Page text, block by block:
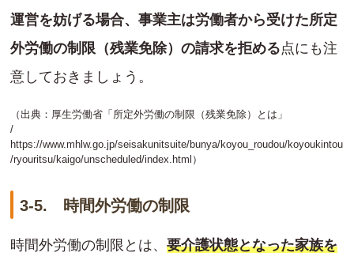
運営を妨げる場合、事業主は労働者から受けた所定
外労働の制限（残業免除）の請求を拒める点にも注
意しておきましょう。
（出典：厚生労働省「所定外労働の制限（残業免除）とは」
/
https://www.mhlw.go.jp/seisakunitsuite/bunya/koyou_roudou/koyoukintou
/ryouritsu/kaigo/unscheduled/index.html ）
3-5. 時間外労働の制限
時間外労働の制限とは、 要介護状態となった家族を